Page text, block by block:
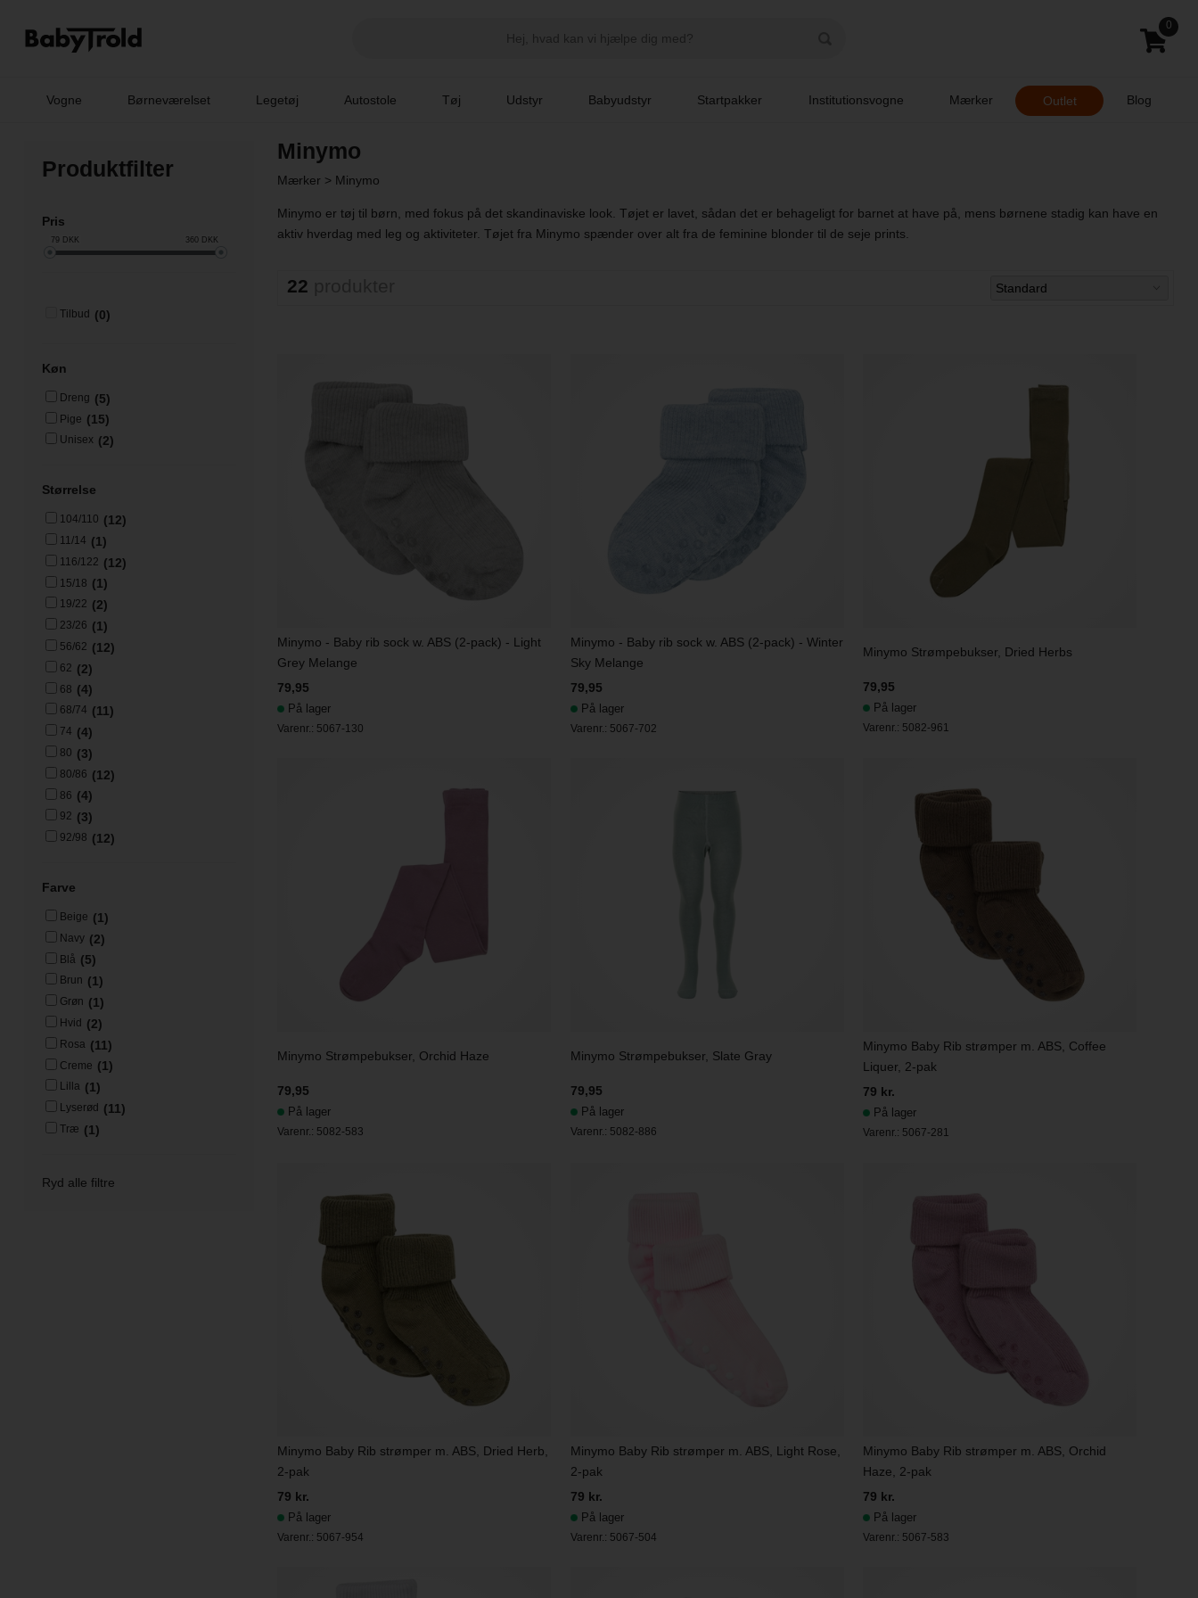
0
Vogne Børneværelset Legetøj Autostole Tøj Udstyr Babyudstyr Startpakker Institutionsvogne Mærker Outlet Blog
Produktfilter
Pris
79DKK 360DKK
Tilbud (0)
Køn
Dreng (5)
Pige (15)
Unisex (2)
Størrelse
104/110 (12)
11/14 (1)
116/122 (12)
15/18 (1)
19/22 (2)
23/26 (1)
56/62 (12)
62 (2)
68 (4)
68/74 (11)
74 (4)
80 (3)
80/86 (12)
86 (4)
92 (3)
92/98 (12)
Farve
Beige (1)
Navy (2)
Blå (5)
Brun (1)
Grøn (1)
Hvid (2)
Rosa (11)
Creme (1)
Lilla (1)
Lyserød (11)
Træ (1)
Ryd alle filtre
Minymo
Mærker > Minymo
Minymo er tøj til børn, med fokus på det skandinaviske look. Tøjet er lavet, sådan det er behageligt for barnet at have på, mens børnene stadig kan have en
aktiv hverdag med leg og aktiviteter. Tøjet fra Minymo spænder over alt fra de feminine blonder til de seje prints.
22
Minymo - Baby rib sock w. ABS (2-pack) - Light
Grey Melange
79,95
På lager
Varenr.: 5067-130
Minymo - Baby rib sock w. ABS (2-pack) - Winter
Sky Melange
79,95
På lager
Varenr.: 5067-702
Minymo Strømpebukser, Dried Herbs
79,95
På lager
Varenr.: 5082-961
Minymo Strømpebukser, Orchid Haze
79,95
På lager
Varenr.: 5082-583
Minymo Strømpebukser, Slate Gray
79,95
På lager
Varenr.: 5082-886
Minymo Baby Rib strømper m. ABS, Coffee
Liquer, 2-pak
79 kr.
På lager
Varenr.: 5067-281
Minymo Baby Rib strømper m. ABS, Dried Herb,
2-pak
79 kr.
På lager
Varenr.: 5067-954
Minymo Baby Rib strømper m. ABS, Light Rose,
2-pak
79 kr.
På lager
Varenr.: 5067-504
Minymo Baby Rib strømper m. ABS, Orchid
Haze, 2-pak
79 kr.
På lager
Varenr.: 5067-583